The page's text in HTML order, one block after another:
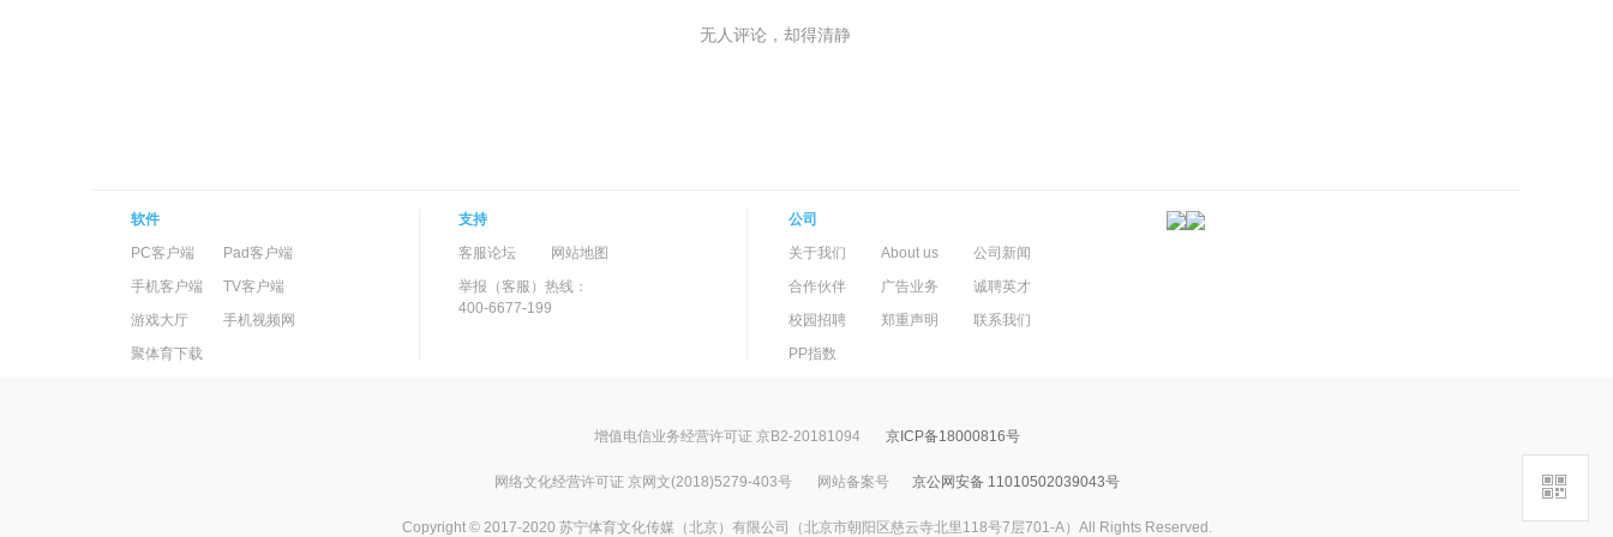
无人评论，却得清静
软件
PC客户端
Pad客户端
手机客户端
TV客户端
游戏大厅
手机视频网
聚体育下载
支持
客服论坛
网站地图
举报（客服）热线：
400-6677-199
公司
关于我们
About us
公司新闻
合作伙伴
广告业务
诚聘英才
校园招聘
郑重声明 联系我们
PP指数
增值电信业务经营许可证 京B2-20181094 京ICP备18000816号
网络文化经营许可证 京网文(2018)5279-403号 网站备案号 京公网安备 11010502039043号
Copyright © 2017-2020 苏宁体育文化传媒（北京）有限公司（北京市朝阳区慈云寺北里118号7层701-A）All Rights Reserved.